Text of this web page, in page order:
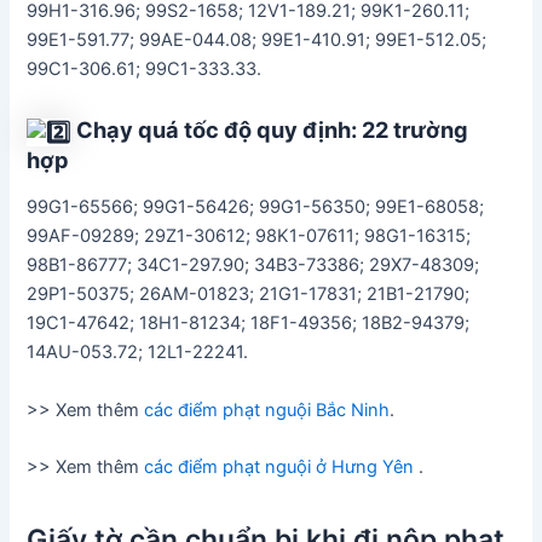
99H1-316.96; 99S2-1658; 12V1-189.21; 99K1-260.11;
99E1-591.77; 99AE-044.08; 99E1-410.91; 99E1-512.05;
99C1-306.61; 99C1-333.33.
Chạy quá tốc độ quy định: 22 trường
hợp
99G1-65566; 99G1-56426; 99G1-56350; 99E1-68058;
99AF-09289; 29Z1-30612; 98K1-07611; 98G1-16315;
98B1-86777; 34C1-297.90; 34B3-73386; 29X7-48309;
29P1-50375; 26AM-01823; 21G1-17831; 21B1-21790;
19C1-47642; 18H1-81234; 18F1-49356; 18B2-94379;
14AU-053.72; 12L1-22241.
>> Xem thêmcác điểm phạt nguội Bắc Ninh.
>> Xem thêmcác điểm phạt nguội ở Hưng Yên .